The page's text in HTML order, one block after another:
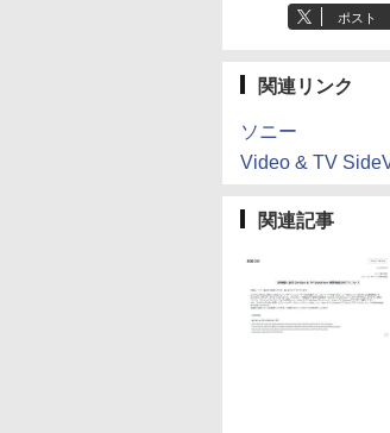
ポスト
関連リンク
ソニー
Video & TV
関連記事